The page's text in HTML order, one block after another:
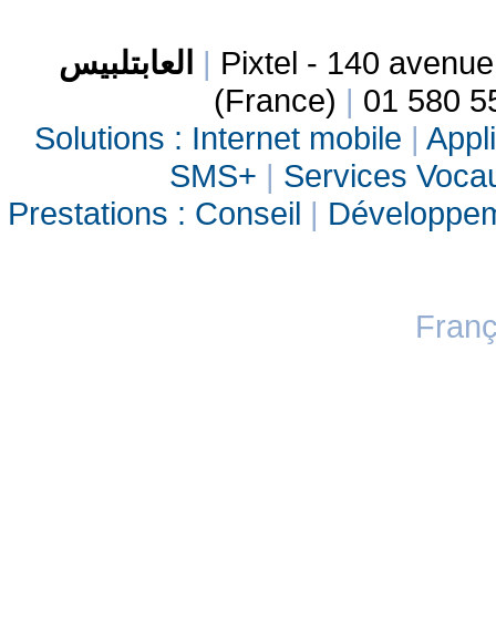
العابتلبيس | Pixtel - 140
(France) | 01 580
Solutions : Internet mobile |
SMS+ | Services
Prestations : Conseil |